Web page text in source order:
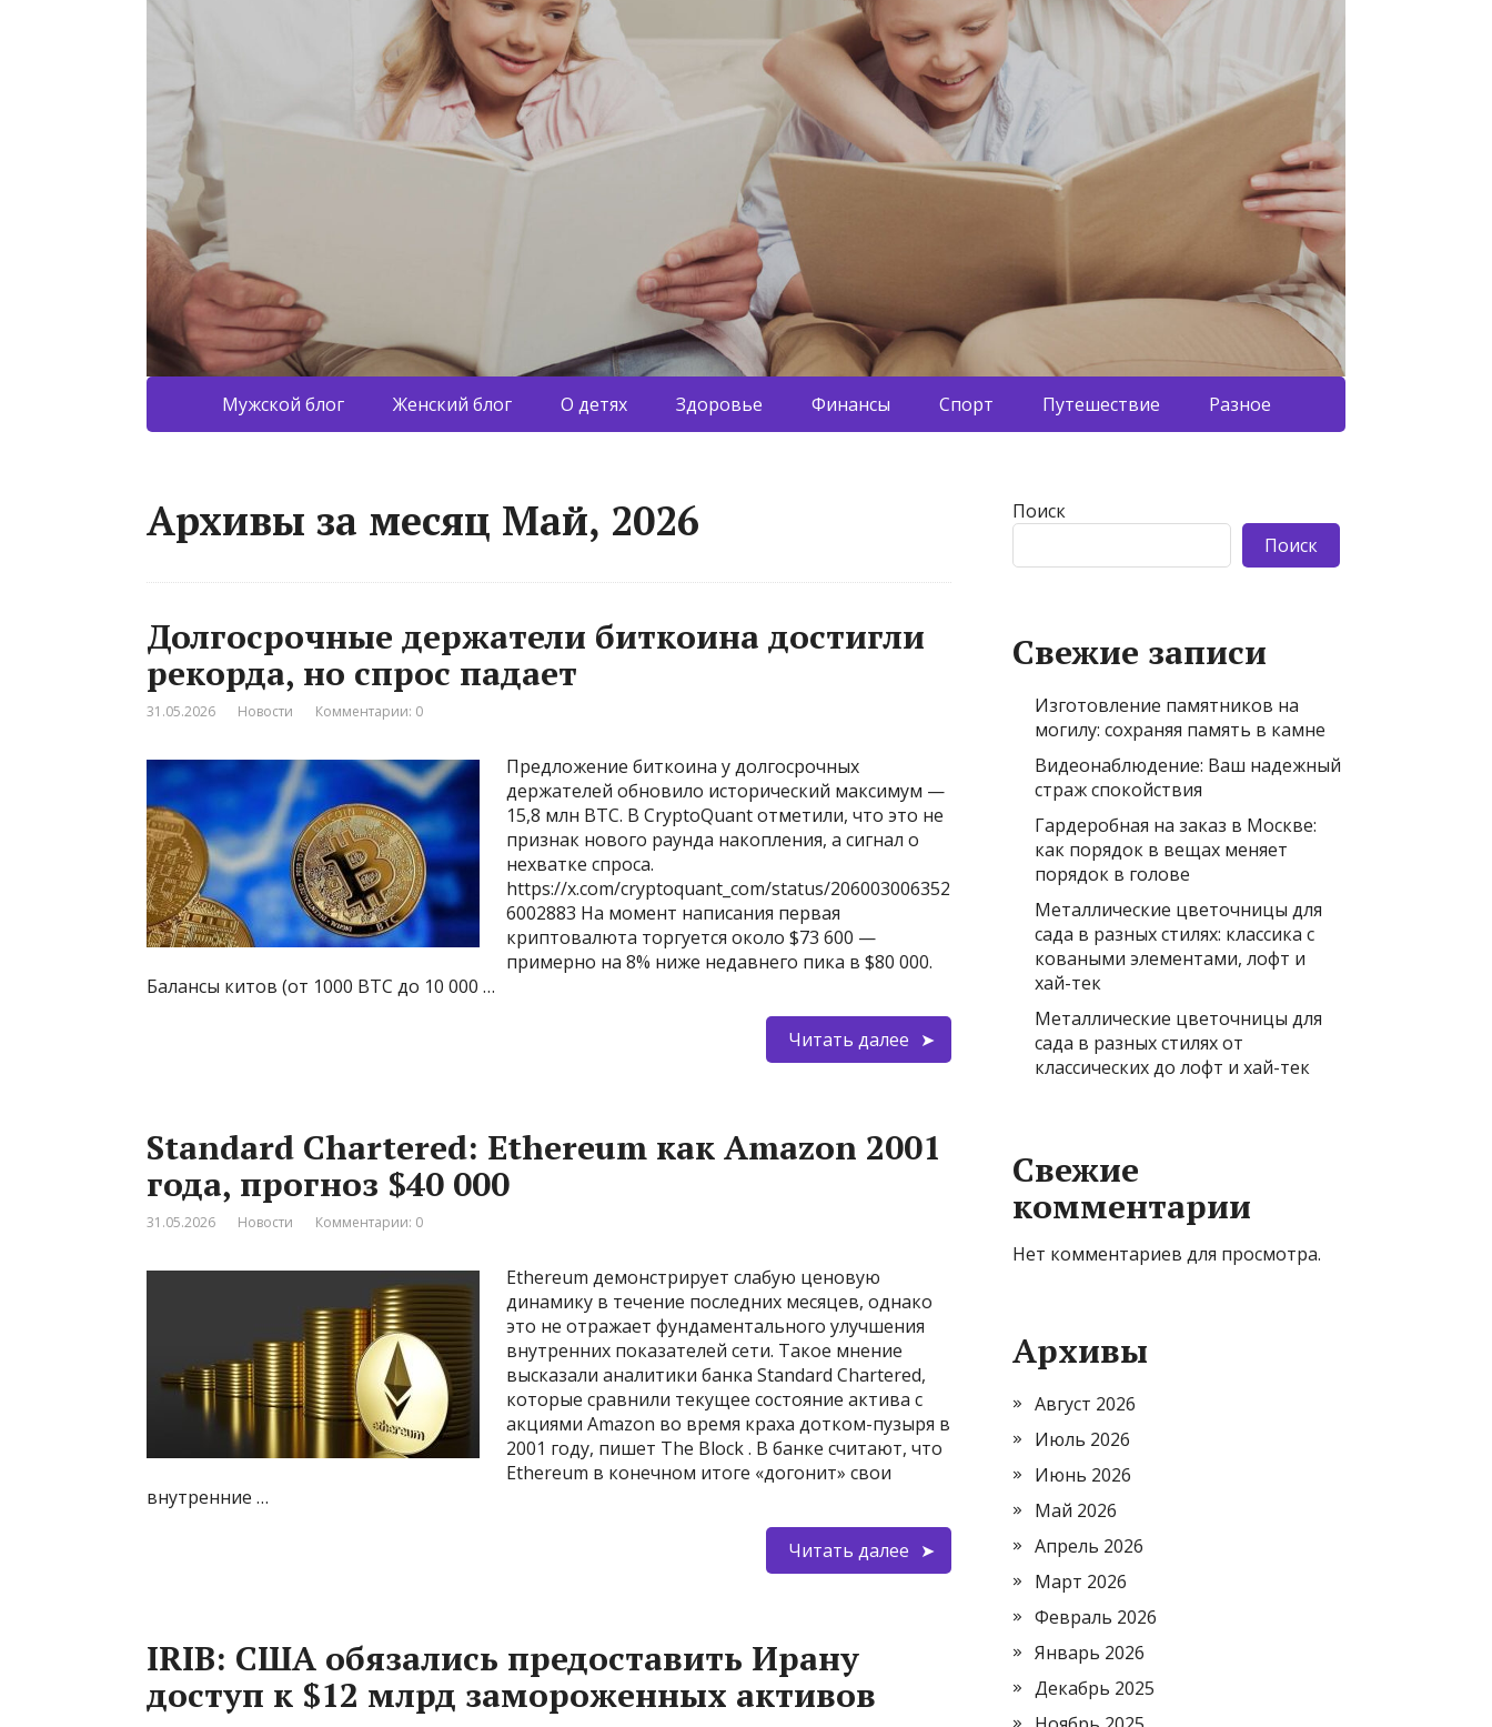
Мужской блог Женский блог О детях Здоровье Финансы Спорт Путешествие Разное
Архивы за месяц Май, 2026
Долгосрочные держатели биткоина достигли
рекорда, но спрос падает
31.05.2026 Новости Комментарии: 0
Предложение биткоина у долгосрочных
держателей обновило исторический максимум —
15,8 млн BTC. В CryptoQuant отметили, что это не
признак нового раунда накопления, а сигнал о
нехватке спроса.
https://x.com/cryptoquant_com/status/206003006352
6002883 На момент написания первая
криптовалюта торгуется около $73 600 —
примерно на 8% ниже недавнего пика в $80 000.
Балансы китов (от 1000 BTC до 10 000 …
Читать далее
Standard Chartered: Ethereum как Amazon 2001
года, прогноз $40 000
31.05.2026 Новости Комментарии: 0
Ethereum демонстрирует слабую ценовую
динамику в течение последних месяцев, однако
это не отражает фундаментального улучшения
внутренних показателей сети. Такое мнение
высказали аналитики банка Standard Chartered,
которые сравнили текущее состояние актива с
акциями Amazon во время краха дотком-пузыря в
2001 году, пишет The Block . В банке считают, что
Ethereum в конечном итоге «догонит» свои
внутренние …
Читать далее
IRIB: США обязались предоставить Ирану
доступ к $12 млрд замороженных активов
Поиск
Поиск
Свежие записи
Изготовление памятников на
могилу: сохраняя память в камне
Видеонаблюдение: Ваш надежный
страж спокойствия
Гардеробная на заказ в Москве:
как порядок в вещах меняет
порядок в голове
Металлические цветочницы для
сада в разных стилях: классика с
коваными элементами, лофт и
хай-тек
Металлические цветочницы для
сада в разных стилях от
классических до лофт и хай-тек
Свежие
комментарии
Нет комментариев для просмотра.
Архивы
Август 2026
Июль 2026
Июнь 2026
Май 2026
Апрель 2026
Март 2026
Февраль 2026
Январь 2026
Декабрь 2025